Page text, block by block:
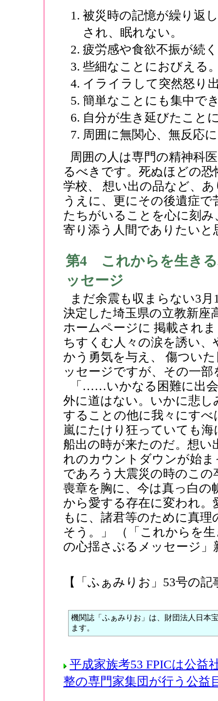
被災時の記憶が繰り返
され、眠れない。
疲労感や食欲不振が続
些細なことにおびえる
イライラして突然怒り
簡単なことにも集中で
自分が生き延びたこと
周囲に無関心、無反応
周囲の人は専門の精神科
るべきです。死ぬほどの
学校、 想い出の品など、
うえに、更にその後遺症
たちがいることを心に刻
寄り添う人間でありたいと
第4 これからを生きる
ッセージ
まだ余震も収まらない3
決定した埼玉県の立教新座
ホームページに 掲載され
ちすくむ人々の涙を誘い
かう勇気を与え、 傷つい
ッセージですが、その一
「……いかなる困難に出
外に道はない。いかに悲
することの他に我々にす
嵐にたけり狂っていても
船出の時が来たのだ。想
れのカウントダウンが始
であろう大震災の時のこ
喪章を胸に、今は真っ白
から愛する存在に変われ
もに、諸君等のために真
そう。」 （「これからを
の心揺さぶるメッセージ」
【「ふぁみりお」53号の
機関誌「ふぁみりお」は、財団法人日本
ます。
平成家族考53 FPICは公
整の専門家集団が行う公